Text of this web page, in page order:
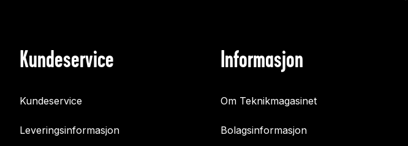
Kundeservice
Kundeservice
Leveringsinformasjon
Informasjon
Om Teknikmagasinet
Bolagsinformasjon